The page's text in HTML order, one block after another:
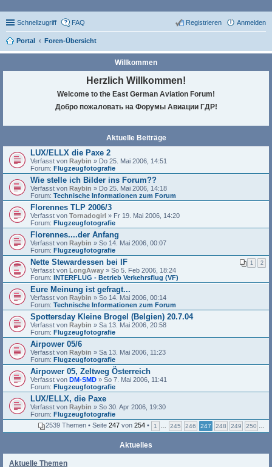
Schnellzugriff FAQ Anmelden
Registrieren
Portal Foren-Übersicht
Willkommen
Herzlich Willkommen!
Welcome to the East German Aviation Forum!
Добро пожаловать на Форумы Авиации ГДР!
Aktuelle Beiträge
LUX/ELLX die Paxe 2
Verfasst von Raybin » Do 25. Mai 2006, 14:51
Forum: Flugzeugfotografie
Wie stelle ich Bilder ins Forum??
Verfasst von Raybin » Do 25. Mai 2006, 14:18
Forum: Technische Informationen zum Forum
Florennes TLP 2006/3
Verfasst von Tornadogirl » Fr 19. Mai 2006, 14:20
Forum: Flugzeugfotografie
Florennes....der Anfang
Verfasst von Raybin » So 14. Mai 2006, 00:07
Forum: Flugzeugfotografie
Nette Stewardessen bei IF 1 2
Verfasst von LongAway » So 5. Feb 2006, 18:24
Forum: INTERFLUG - Betrieb Verkehrsflug (VF)
Eure Meinung ist gefragt...
Verfasst von Raybin » So 14. Mai 2006, 00:14
Forum: Technische Informationen zum Forum
Spottersday Kleine Brogel (Belgien) 20.7.04
Verfasst von Raybin » Sa 13. Mai 2006, 20:58
Forum: Flugzeugfotografie
Airpower 05/6
Verfasst von Raybin » Sa 13. Mai 2006, 11:23
Forum: Flugzeugfotografie
Airpower 05, Zeltweg Österreich
Verfasst von DM-SMD » So 7. Mai 2006, 11:41
Forum: Flugzeugfotografie
LUX/ELLX, die Paxe
Verfasst von Raybin » So 30. Apr 2006, 19:30
Forum: Flugzeugfotografie
2539 Themen • Seite 247 von 254 • 1 245 246 247 248 249 250
Aktuelles
Aktuelle Themen